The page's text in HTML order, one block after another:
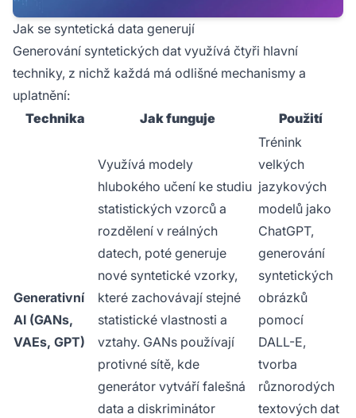
Jak se syntetická data generují
Generování syntetických dat využívá čtyři hlavní
techniky, z nichž každá má odlišné mechanismy a
uplatnění:
Technika
Jak funguje Použití
Generativní
AI (GANs,
VAEs, GPT)
Využívá modely
hlubokého učení ke studiu
statistických vzorců a
rozdělení v reálných
datech, poté generuje
nové syntetické vzorky,
které zachovávají stejné
statistické vlastnosti a
vztahy. GANs používají
protivné sítě, kde
generátor vytváří falešná
data a diskriminátor
Trénink
velkých
jazykových
modelů jako
ChatGPT,
generování
syntetických
obrázků
pomocí
DALL-E,
tvorba
různorodých
textových dat